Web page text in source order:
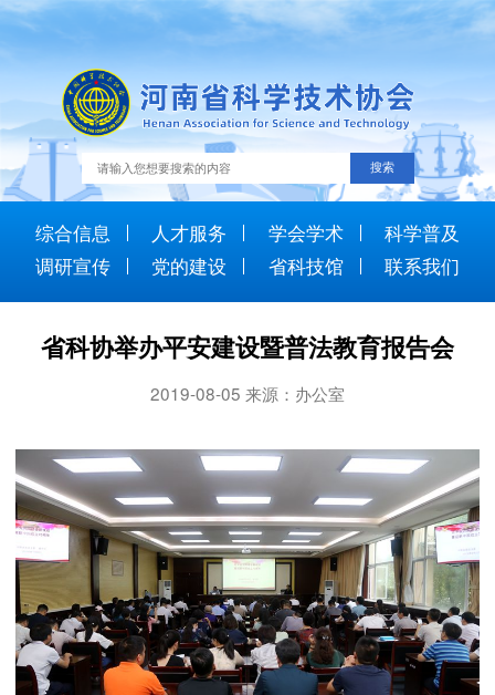
综合信息 人才服务 学会学术
科学普及
调研宣传
党的建设 省科技馆 联系我们
省科协举办平安建设暨普法教育报告会
2019-08-05 来源：办公室